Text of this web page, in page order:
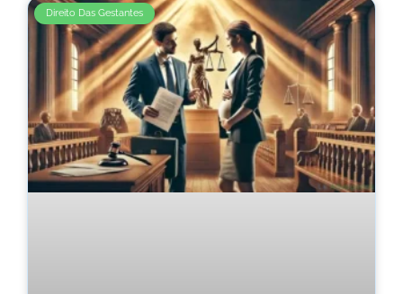
Direito Das Gestantes